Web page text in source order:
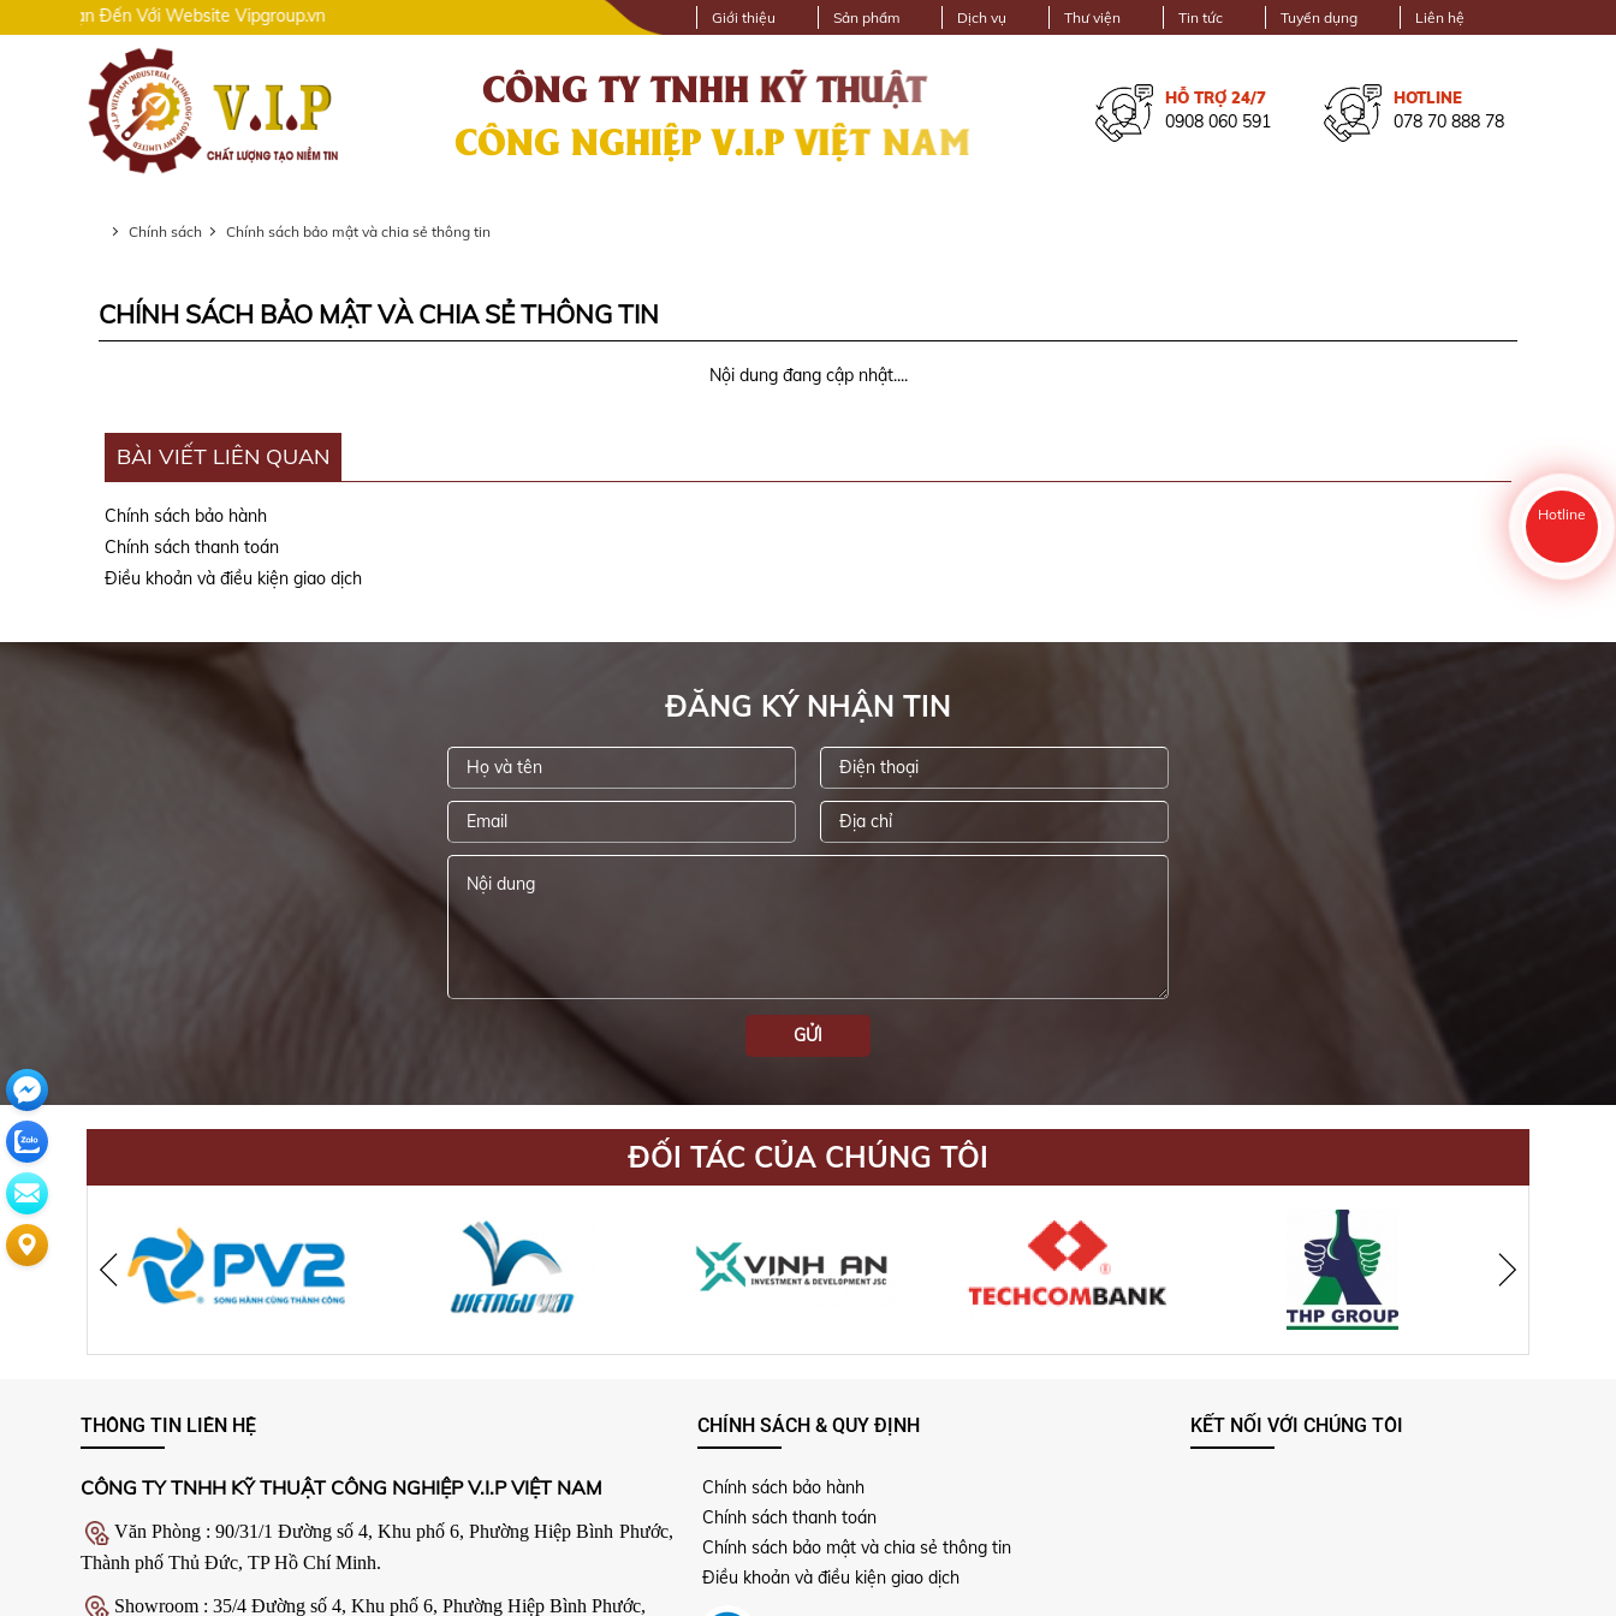
Bạn Đến Với Website Vipgroup.vn Giới thiệu Sản phẩm Dịch vụ Thư viện Tin tức Tuyển dụng Liên hệ
HỖ TRỢ 24/7
0908 060 591
HOTLINE
078 70 888 78
Chính sách Chính sách bảo mật và chia sẻ thông tin
CHÍNH SÁCH BẢO MẬT VÀ CHIA SẺ THÔNG TIN
Nội dung đang cập nhật....
BÀI VIẾT LIÊN QUAN
Chính sách bảo hành
Chính sách thanh toán
Điều khoản và điều kiện giao dịch
ĐĂNG KÝ NHẬN TIN
GỬI
ĐỐI TÁC CỦA CHÚNG TÔI
THÔNG TIN LIÊN HỆ
CÔNG TY TNHH KỸ THUẬT CÔNG NGHIỆP V.I.P VIỆT NAM
Văn Phòng : 90/31/1 Đường số 4, Khu phố 6, Phường Hiệp Bình Phước,
Thành phố Thủ Đức, TP Hồ Chí Minh.
Showroom : 35/4 Đường số 4, Khu phố 6, Phường Hiệp Bình Phước,
CHÍNH SÁCH & QUY ĐỊNH
Chính sách bảo hành
Chính sách thanh toán
Chính sách bảo mật và chia sẻ thông tin
Điều khoản và điều kiện giao dịch
KẾT NỐI VỚI CHÚNG TÔI
Hotline